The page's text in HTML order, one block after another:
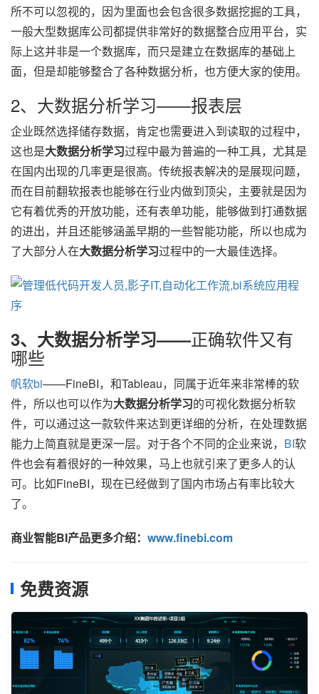
所不可以忽视的，因为里面也会包含很多数据挖掘的工具，
一般大型数据库公司都提供非常好的数据整合应用平台，实
际上这并非是一个数据库，而只是建立在数据库的基础上
面，但是却能够整合了各种数据分析，也方便大家的使用。
2、大数据分析学习——报表层
企业既然选择储存数据，肯定也需要进入到读取的过程中，
这也是大数据分析学习过程中最为普遍的一种工具，尤其是
在国内出现的几率更是很高。传统报表解决的是展现问题，
而在目前翻软报表也能够在行业内做到顶尖，主要就是因为
它有着优秀的开放功能，还有表单功能，能够做到打通数据
的进出，并且还能够涵盖早期的一些智能功能，所以也成为
了大部分人在大数据分析学习过程中的一大最佳选择。
3、大数据分析学习——正确软件又有
哪些
帆软bi——FineBI，和Tableau，同属于近年来非常棒的软
件，所以也可以作为大数据分析学习的可视化数据分析软
件，可以通过这一款软件来达到更详细的分析，在处理数据
能力上简直就是更深一层。对于各个不同的企业来说， BI软
件也会有着很好的一种效果，马上也就引来了更多人的认
可。比如FineBI，现在已经做到了国内市场占有率比较大
了。
商业智能BI产品更多介绍： www.finebi.com
免费资源